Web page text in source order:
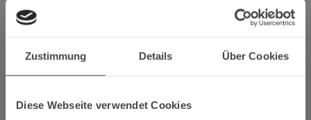
Zustimmung Details Über Cookies
Diese Webseite verwendet Cookies
Weinkönigin Lena Endesfelder sowie ihre Prinzessinnen
Mara Walz und Christina Schneider gemeinsam mit den
Sarah Schmitt das Weinanbaugebiet Mosel.
ungewöhnlich: Am Anfang des Programms stand eine